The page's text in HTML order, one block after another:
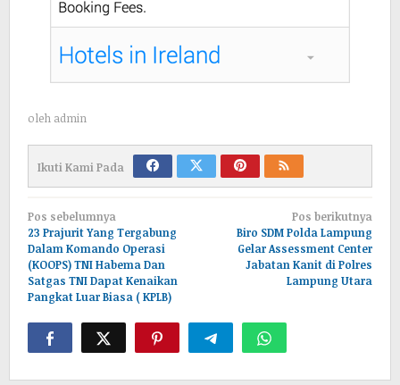
oleh admin
Ikuti Kami Pada
Navigasi
pos
Pos sebelumnya
23 Prajurit Yang Tergabung
Dalam Komando Operasi
(KOOPS) TNI Habema Dan
Satgas TNI Dapat Kenaikan
Pangkat Luar Biasa ( KPLB)
Pos berikutnya
Biro SDM Polda Lampung
Gelar Assessment Center
Jabatan Kanit di Polres
Lampung Utara